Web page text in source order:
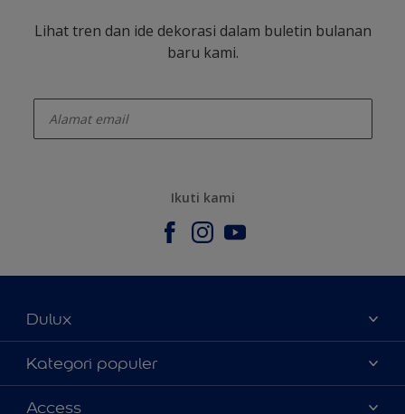
Lihat tren dan ide dekorasi dalam buletin bulanan
baru kami.
Ikuti kami
Dulux
Tentang Kami
Contact us
Kategori populer
Warna
Access